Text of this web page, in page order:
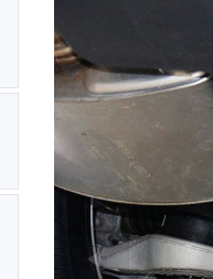
置: